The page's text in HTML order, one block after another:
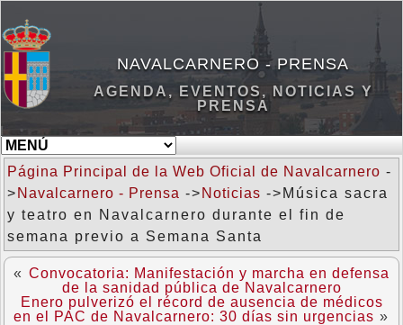
NAVALCARNERO - PRENSA
AGENDA, EVENTOS, NOTICIAS Y
PRENSA
Página Principal de la Web Oficial de Navalcarnero -
> Navalcarnero - Prensa -> Noticias ->Música sacra
y teatro en Navalcarnero durante el fin de
semana previo a Semana Santa
« Convocatoria: Manifestación y marcha en defensa
de la sanidad pública de Navalcarnero
Enero pulverizó el récord de ausencia de médicos
en el PAC de Navalcarnero: 30 días sin urgencias »